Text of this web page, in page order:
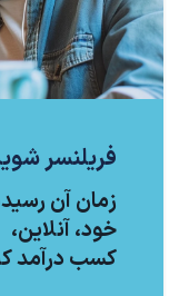
فریلنسر
زمان آن
خود، آنلاین،
کسب درآمد